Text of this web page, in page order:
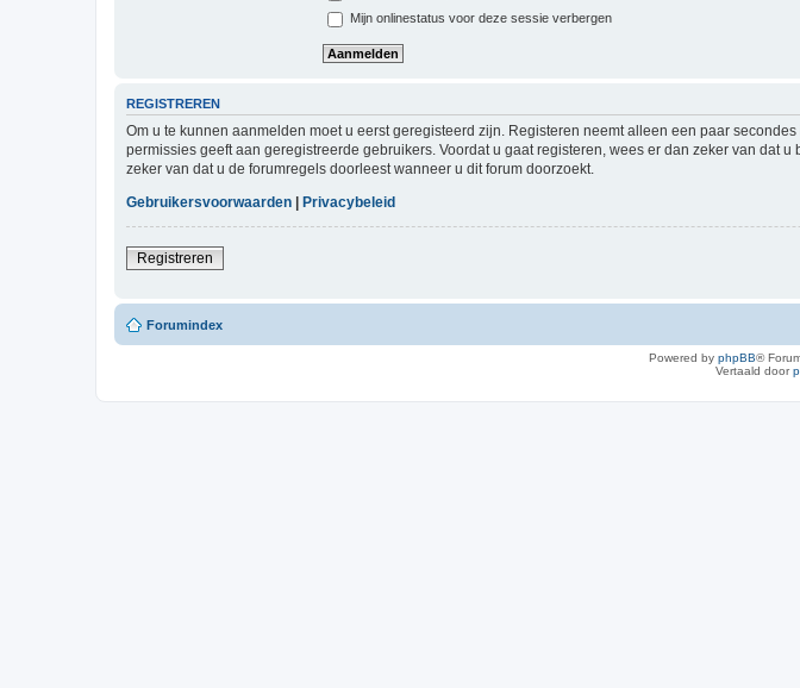
Mijn onlinestatus voor deze sessie verbergen
REGISTREREN
Om u te kunnen aanmelden moet u eerst geregisteerd zijn. Registeren neemt alleen een paar
permissies geeft aan geregistreerde gebruikers. Voordat u gaat registeren, wees er dan zeker van
zeker van dat u de forumregels doorleest wanneer u dit forum doorzoekt.
Gebruikersvoorwaarden
Privacybeleid
Registreren
Forumindex
Powered by phpBB®
Vertaald door